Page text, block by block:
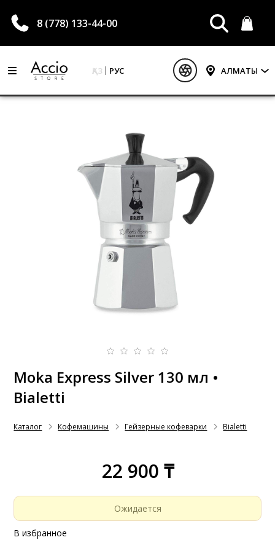
8 (778) 133-44-00
ҚАЗ РУС АЛМАТЫ
Moka Express Silver 130 мл •
Bialetti
Каталог Кофемашины Гейзерные кофеварки Bialetti
22 900 ₸
Ожидается
В избранное